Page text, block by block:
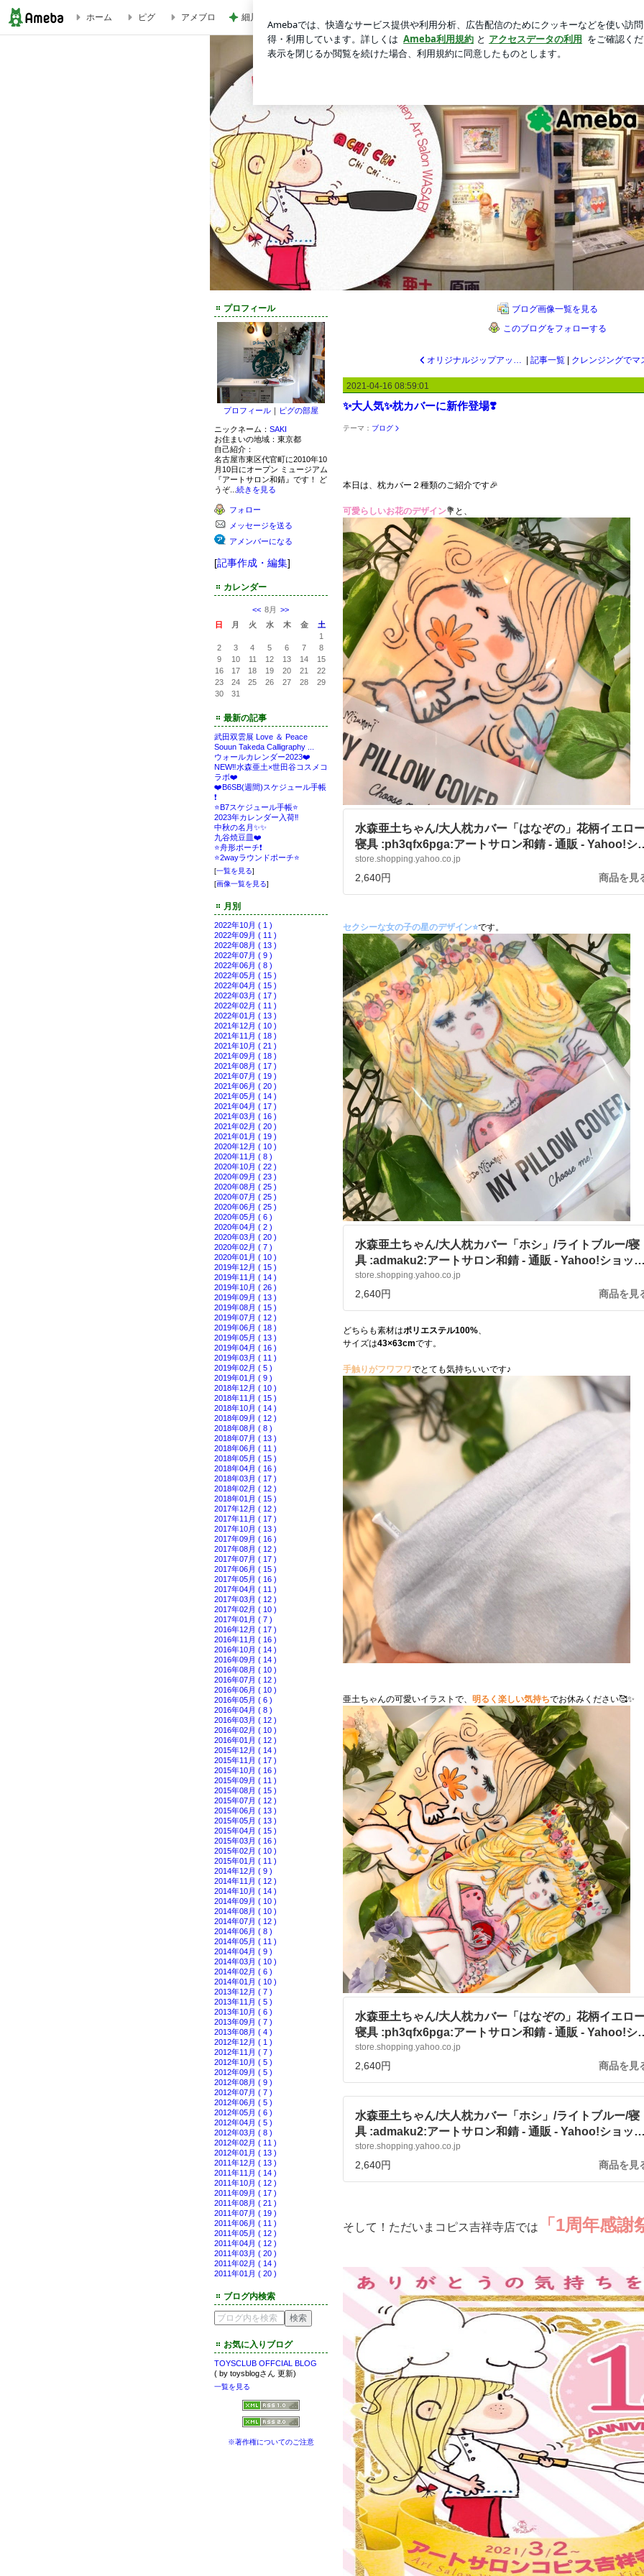
✨大人気✨枕カバーに新作登場❣️ | SAKI - アートサロン和錆 ART SALON WASABI 徒然ブログ
ホーム ピグ アメブロ 細川直美 蒸し暑さで何度も目が覚めた
プロフィール
プロフィール ｜ ピグの部屋
ニックネーム： SAKI
お住まいの地域： 東京都
自己紹介：
名古屋市東区代官町に2010年10
月10日にオープン ミュージアム
『アートサロン和錆』です！ ど
うぞ... 続きを見る
フォロー
メッセージを送る
アメンバーになる
[記事作成・編集]
カレンダー
<< 8月 >>
日
月 火 水 木 金
土
1
2
3 4 5 6 7
8
9
10 11 12 13 14
15
16
17 18 19 20 21
22
23
24 25 26 27 28
29
30
31
最新の記事
武田双雲展 Love ＆ Peace
Souun Takeda Calligraphy ...
ウォールカレンダー2023❤️
NEW‼️水森亜土×世田谷コスメコ
ラボ❤️
❤️B6SB(週間)スケジュール手帳
❗️
⭐️B7スケジュール手帳⭐️
2023年カレンダー入荷‼️
中秋の名月✨✨
九谷焼豆皿❤️
⭐️舟形ポーチ❗️
⭐️2wayラウンドポーチ⭐️
[一覧を見る]
[画像一覧を見る]
月別
2022年10月 ( 1 )
2022年09月 ( 11 )
2022年08月 ( 13 )
2022年07月 ( 9 )
2022年06月 ( 8 )
2022年05月 ( 15 )
2022年04月 ( 15 )
2022年03月 ( 17 )
2022年02月 ( 11 )
2022年01月 ( 13 )
2021年12月 ( 10 )
2021年11月 ( 18 )
2021年10月 ( 21 )
2021年09月 ( 18 )
2021年08月 ( 17 )
2021年07月 ( 19 )
2021年06月 ( 20 )
2021年05月 ( 14 )
2021年04月 ( 17 )
2021年03月 ( 16 )
2021年02月 ( 20 )
2021年01月 ( 19 )
2020年12月 ( 10 )
2020年11月 ( 8 )
2020年10月 ( 22 )
2020年09月 ( 23 )
2020年08月 ( 25 )
2020年07月 ( 25 )
2020年06月 ( 25 )
2020年05月 ( 6 )
2020年04月 ( 2 )
2020年03月 ( 20 )
2020年02月 ( 7 )
2020年01月 ( 10 )
2019年12月 ( 15 )
2019年11月 ( 14 )
2019年10月 ( 26 )
2019年09月 ( 13 )
2019年08月 ( 15 )
2019年07月 ( 12 )
2019年06月 ( 18 )
2019年05月 ( 13 )
2019年04月 ( 16 )
2019年03月 ( 11 )
2019年02月 ( 5 )
2019年01月 ( 9 )
2018年12月 ( 10 )
2018年11月 ( 15 )
2018年10月 ( 14 )
2018年09月 ( 12 )
2018年08月 ( 8 )
2018年07月 ( 13 )
2018年06月 ( 11 )
2018年05月 ( 15 )
2018年04月 ( 16 )
2018年03月 ( 17 )
2018年02月 ( 12 )
2018年01月 ( 15 )
2017年12月 ( 12 )
2017年11月 ( 17 )
2017年10月 ( 13 )
2017年09月 ( 16 )
2017年08月 ( 12 )
2017年07月 ( 17 )
2017年06月 ( 15 )
2017年05月 ( 16 )
2017年04月 ( 11 )
2017年03月 ( 12 )
2017年02月 ( 10 )
2017年01月 ( 7 )
2016年12月 ( 17 )
2016年11月 ( 16 )
2016年10月 ( 14 )
2016年09月 ( 14 )
2016年08月 ( 10 )
2016年07月 ( 12 )
2016年06月 ( 10 )
2016年05月 ( 6 )
2016年04月 ( 8 )
2016年03月 ( 12 )
2016年02月 ( 10 )
2016年01月 ( 12 )
2015年12月 ( 14 )
2015年11月 ( 17 )
2015年10月 ( 16 )
2015年09月 ( 11 )
2015年08月 ( 15 )
2015年07月 ( 12 )
2015年06月 ( 13 )
2015年05月 ( 13 )
2015年04月 ( 15 )
2015年03月 ( 16 )
2015年02月 ( 10 )
2015年01月 ( 11 )
2014年12月 ( 9 )
2014年11月 ( 12 )
2014年10月 ( 14 )
2014年09月 ( 10 )
2014年08月 ( 10 )
2014年07月 ( 12 )
2014年06月 ( 8 )
2014年05月 ( 11 )
2014年04月 ( 9 )
2014年03月 ( 10 )
2014年02月 ( 6 )
2014年01月 ( 10 )
2013年12月 ( 7 )
2013年11月 ( 5 )
2013年10月 ( 6 )
2013年09月 ( 7 )
2013年08月 ( 4 )
2012年12月 ( 1 )
2012年11月 ( 7 )
2012年10月 ( 5 )
2012年09月 ( 5 )
2012年08月 ( 9 )
2012年07月 ( 7 )
2012年06月 ( 5 )
2012年05月 ( 6 )
2012年04月 ( 5 )
2012年03月 ( 8 )
2012年02月 ( 11 )
2012年01月 ( 13 )
2011年12月 ( 13 )
2011年11月 ( 14 )
2011年10月 ( 12 )
2011年09月 ( 17 )
2011年08月 ( 21 )
2011年07月 ( 19 )
2011年06月 ( 11 )
2011年05月 ( 12 )
2011年04月 ( 12 )
2011年03月 ( 20 )
2011年02月 ( 14 )
2011年01月 ( 20 )
ブログ内検索
お気に入りブログ
TOYSCLUB OFFCIAL BLOG
( by toysblogさん 更新)
一覧を見る
※著作権についてのご注意
ブログ画像一覧を見る
このブログをフォローする
オリジナルジップアップパーカーのご紹介 記事一覧
2021-04-16 08:59:01
✨大人気✨枕カバーに新作登場❣️
テーマ： ブログ
本日は、枕カバー２種類のご紹介です🎉
可愛らしいお花のデザイン💐と、
水森亜土ちゃん/大人枕カバー「はなぞの」花柄イエロ
寝具 :ph3qfx6pga:アートサロン和錆 - 通販 - Yahoo!シ
ッピング
store.shopping.yahoo.co.jp
2,640円 商品を見
セクシーな女の子の星のデザイン⭐️です。
水森亜土ちゃん/大人枕カバー「ホシ」/ライトブルー/寝
具 :admaku2:アートサロン和錆 - 通販 - Yahoo!ショッ
ング
store.shopping.yahoo.co.jp
2,640円 商品を見
どちらも素材はポリエステル100%、
サイズは43×63cmです。
手触りがフワフワでとても気持ちいいです♪
亜土ちゃんの可愛いイラストで、 明るく楽しい気持ちでお休みください🥰✨
水森亜土ちゃん/大人枕カバー「はなぞの」花柄イエロ
寝具 :ph3qfx6pga:アートサロン和錆 - 通販 - Yahoo!シ
ッピング
store.shopping.yahoo.co.jp
2,640円 商品を見
水森亜土ちゃん/大人枕カバー「ホシ」/ライトブルー/寝
具 :admaku2:アートサロン和錆 - 通販 - Yahoo!ショッ
ング
store.shopping.yahoo.co.jp
2,640円 商品を見
そして！ただいまコピス吉祥寺店では 「1周年感謝